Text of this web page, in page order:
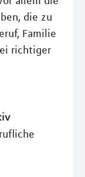
die zu
Familie
richtiger